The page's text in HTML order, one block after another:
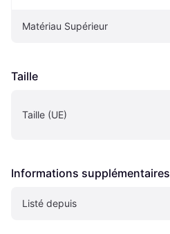
Matériau Supérieur
Taille
Taille (UE)
Informations supplémentaires
Listé depuis